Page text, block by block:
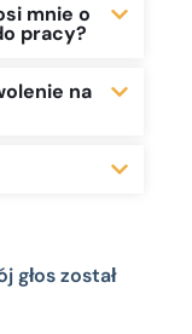
mnie o
pracy?
na
głos został